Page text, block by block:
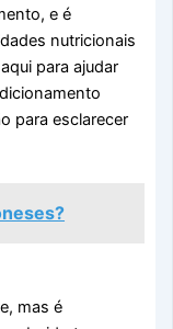
e é
nutricionais
para ajudar
para esclarecer
mas é